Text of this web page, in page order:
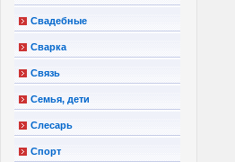
Свадебные
Сварка
Связь
Семья, дети
Слесарь
Спорт